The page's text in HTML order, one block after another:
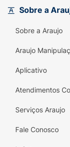
Contém
Contém
Soja:Pode
Sobre a
Sobre a Araujo
Araujo
Aplicativo
Atendimentos
Serviços Araujo
Fale Conosco